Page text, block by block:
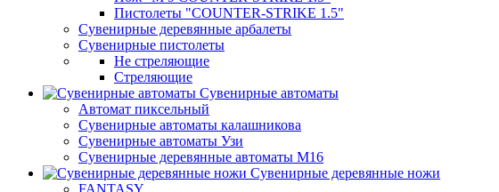
Пистолеты "COUNTER-STRIKE 1.5"
Сувенирные деревянные арбалеты
Сувенирные пистолеты
Не стреляющие
Стреляющие
Сувенирные автоматы
Автомат пиксельный
Сувенирные автоматы калашникова
Сувенирные автоматы Узи
Сувенирные деревянные автоматы М16
Сувенирные деревянные ножи
FANTASY